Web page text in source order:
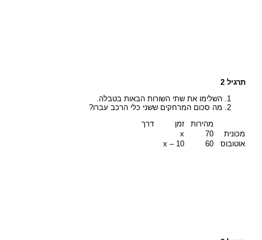
תרגיל 2
השלימו את שתי השורות הבאות בטבלה.
מה סכום המרחקים ששני כלי הרכב עברו?
מהירות
זמן
דרך
מכונית
70
x
אוטובוס
60
x – 10